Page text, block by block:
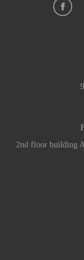
2nd floor building